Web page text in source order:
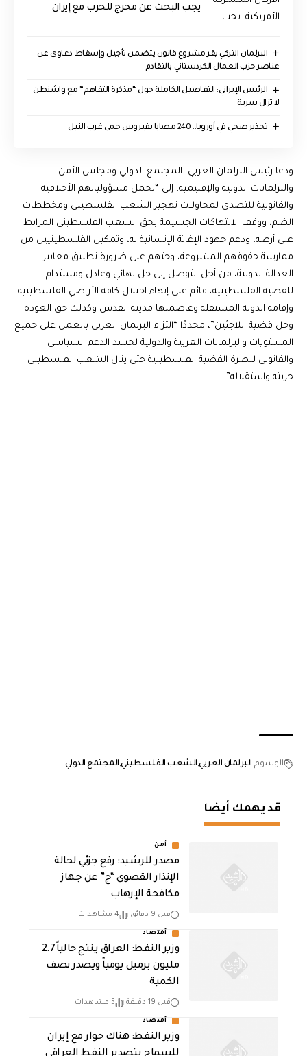
يجب البحث عن مخرج للحرب مع إيران
البرلمان التركي يقر مشروع قانون يتضمن تأجيل وإسقاط دعاوى عن
عناصر حزب العمال الكردستاني بالتقادم
الرئيس الإيراني: التفاصيل الكاملة حول “مذكرة التفاهم” مع واشنطن
لا تزال سرية
تحذير صحي في أوروبا.. 240 مصابا بفيروس حمى غرب النيل
ودعا رئيس البرلمان العربي، المجتمع الدولي ومجلس الأمن
والبرلمانات الدولية والإقليمية، إلى “تحمل مسؤولياتهم الأخلاقية
والقانونية للتصدي لمحاولات تهجير الشعب الفلسطيني ومخططات
الضم، ووقف الانتهاكات الجسيمة بحق الشعب الفلسطيني المرابط
على أرضه، ودعم جهود الإغاثة الإنسانية له، وتمكين الفلسطينيين من
ممارسة حقوقهم المشروعة، وحثهم على ضرورة تطبيق معايير
العدالة الدولية، من أجل التوصل إلى حل نهائي وعادل ومستدام
للقضية الفلسطينية، قائم على إنهاء احتلال كافة الأراضي الفلسطينية
وإقامة الدولة المستقلة وعاصمتها مدينة القدس وكذلك حق العودة
وحل قضية اللاجئين”، مجددًا “التزام البرلمان العربي بالعمل على جميع
المستويات والبرلمانات العربية والدولية لحشد الدعم السياسي
والقانوني لنصرة القضية الفلسطينية حتى ينال الشعب الفلسطيني
حريته واستقلاله”.
الوسوم البرلمان العربي الشعب الفلسطيني المجتمع الدولي
قد يهمك أيضا
أمن
مصدر للرشيد: رفع جزئي لحالة
الإنذار القصوى “ج” عن جهاز
مكافحة الإرهاب
قبل 9 دقائق 4 مشاهدات
أقتصاد
وزير النفط: العراق ينتج حالياً 2.7
مليون برميل يومياً ويصدر نصف
الكمية
قبل 19 دقيقة 5 مشاهدات
أقتصاد
وزير النفط: هناك حوار مع إيران